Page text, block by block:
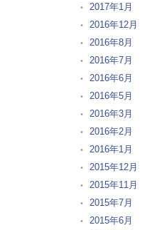
2017年1月
2016年12月
2016年8月
2016年7月
2016年6月
2016年5月
2016年3月
2016年2月
2016年1月
2015年12月
2015年11月
2015年7月
2015年6月